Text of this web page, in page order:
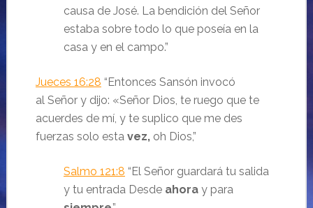
causa de José. La bendición del Señor
estaba sobre todo lo que poseía en la
casa y en el campo.”
Jueces 16:28 “Entonces Sansón invocó
al Señory dijo: «Señor Dios, te ruego que te
acuerdes de mí, y te suplico que me des
fuerzas solo esta vez,oh Dios,”
Salmo 121:8 “El Señorguardará tu salida
y tu entrada Desdeahoray para